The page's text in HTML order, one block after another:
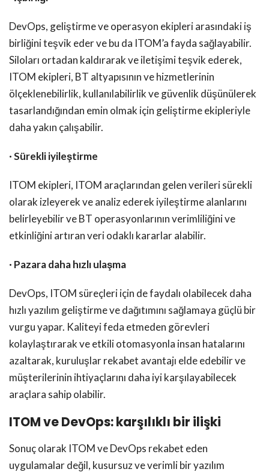
DevOps, geliştirme ve operasyon ekipleri arasındaki iş
birliğini teşvik eder ve bu da ITOM’a fayda sağlayabilir.
Siloları ortadan kaldırarak ve iletişimi teşvik ederek,
ITOM ekipleri, BT altyapısının ve hizmetlerinin
ölçeklenebilirlik, kullanılabilirlik ve güvenlik düşünülerek
tasarlandığından emin olmak için geliştirme ekipleriyle
daha yakın çalışabilir.
· Sürekli iyileştirme
ITOM ekipleri, ITOM araçlarından gelen verileri sürekli
olarak izleyerek ve analiz ederek iyileştirme alanlarını
belirleyebilir ve BT operasyonlarının verimliliğini ve
etkinliğini artıran veri odaklı kararlar alabilir.
· Pazara daha hızlı ulaşma
DevOps, ITOM süreçleri için de faydalı olabilecek daha
hızlı yazılım geliştirme ve dağıtımını sağlamaya güçlü bir
vurgu yapar. Kaliteyi feda etmeden görevleri
kolaylaştırarak ve etkili otomasyonla insan hatalarını
azaltarak, kuruluşlar rekabet avantajı elde edebilir ve
müşterilerinin ihtiyaçlarını daha iyi karşılayabilecek
araçlara sahip olabilir.
ITOM ve DevOps: karşılıklı bir ilişki
Sonuç olarak ITOM ve DevOps rekabet eden
uygulamalar değil, kusursuz ve verimli bir yazılım